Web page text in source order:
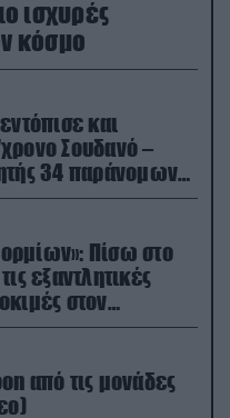
ισχυρές
κόσμο
και
Σουδανό –
34 παράνομων
Πίσω στο
εξαντλητικές
από τις μονάδες